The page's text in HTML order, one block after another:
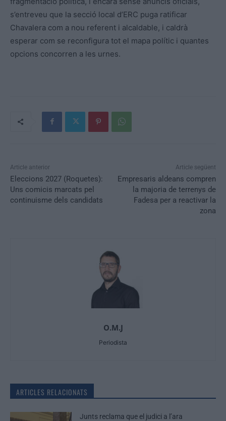
s’entreveu que la secció local d’ERC puga ratificar
Chavalera com a nou referent i alcaldable, i caldrà
esperar com se reconfigura tot el mapa polític i quantes
opcions concorren a les urnes.
Article anterior
Eleccions 2027 (Roquetes):
Uns comicis marcats pel
continuisme dels candidats
Article següent
Empresaris aldeans compren
la majoria de terrenys de
Fadesa per a reactivar la
zona
O.M.J
Periodista
ARTICLES RELACIONATS
Junts reclama que el judici a l’ara